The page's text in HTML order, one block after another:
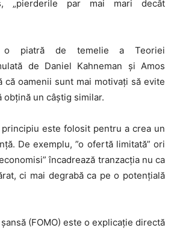
„pierderile par mai mari decât
o piatră de temelie a Teoriei
de Daniel Kahneman și Amos
că oamenii sunt mai motivați să evite
un câștig similar.
este folosit pentru a crea un
De exemplu, ”o ofertă limitată” ori
încadrează tranzacția nu ca
ci mai degrabă ca pe o potențială
(FOMO) este o explicație directă